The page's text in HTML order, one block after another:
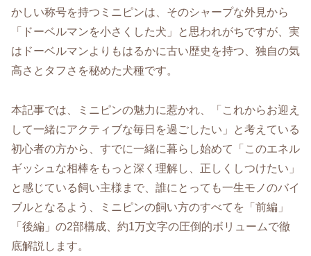
かしい称号を持つミニピンは、そのシャープな外見から
「ドーベルマンを小さくした犬」と思われがちですが、実
はドーベルマンよりもはるかに古い歴史を持つ、独自の気
高さとタフさを秘めた犬種です。
本記事では、ミニピンの魅力に惹かれ、「これからお迎え
して一緒にアクティブな毎日を過ごしたい」と考えている
初心者の方から、すでに一緒に暮らし始めて「このエネル
ギッシュな相棒をもっと深く理解し、正しくしつけたい」
と感じている飼い主様まで、誰にとっても一生モノのバイ
ブルとなるよう、ミニピンの飼い方のすべてを「前編」
「後編」の2部構成、約1万文字の圧倒的ボリュームで徹
底解説します。